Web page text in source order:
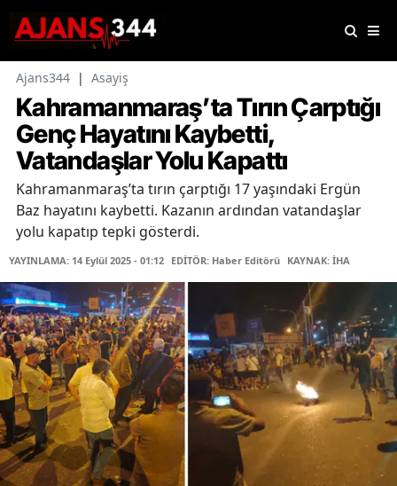
Ajans344 | Asayiş
Kahramanmaraş’ta Tırın Çarptığı
Genç Hayatını Kaybetti,
Vatandaşlar Yolu Kapattı
Kahramanmaraş’ta tırın çarptığı 17 yaşındaki Ergün
Baz hayatını kaybetti. Kazanın ardından vatandaşlar
yolu kapatıp tepki gösterdi.
YAYINLAMA: 14 Eylül 2025 - 01:12 EDİTÖR: Haber Editörü KAYNAK: İHA